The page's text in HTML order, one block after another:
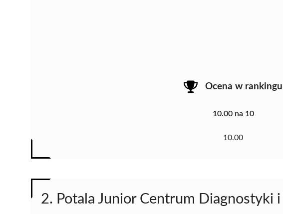
Ocena w rankingu
10.00 na 10
10.00
2. Potala Junior Centrum Diagnostyki